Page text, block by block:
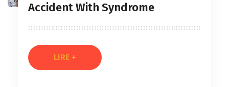
Accident With Syndrome
LIRE +